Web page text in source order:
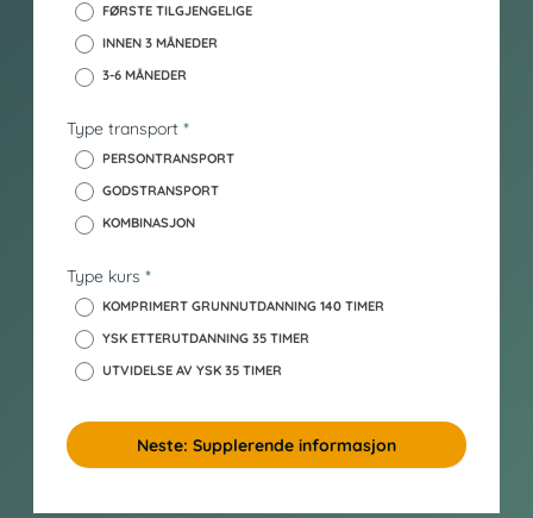
o
_
FØRSTE TILGJENGELIGE
INNEN 3 MÅNEDER
3-6 MÅNEDER
Type transport *
PERSONTRANSPORT
GODSTRANSPORT
KOMBINASJON
Type kurs *
KOMPRIMERT GRUNNUTDANNING 140 TIMER
YSK ETTERUTDANNING 35 TIMER
UTVIDELSE AV YSK 35 TIMER
Neste: Supplerende informasjon